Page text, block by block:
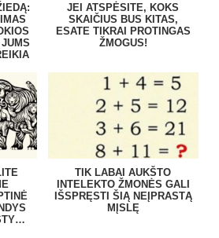
JEI ATSPĖSITE, KOKS
SKAIČIUS BUS KITAS,
ESATE TIKRAI PROTINGAS
ŽMOGUS!
TIK LABAI AUKŠTO
INTELEKTO ŽMONĖS GALI
IŠSPRĘSTI ŠIĄ NEĮPRASTĄ
MĮSLĘ